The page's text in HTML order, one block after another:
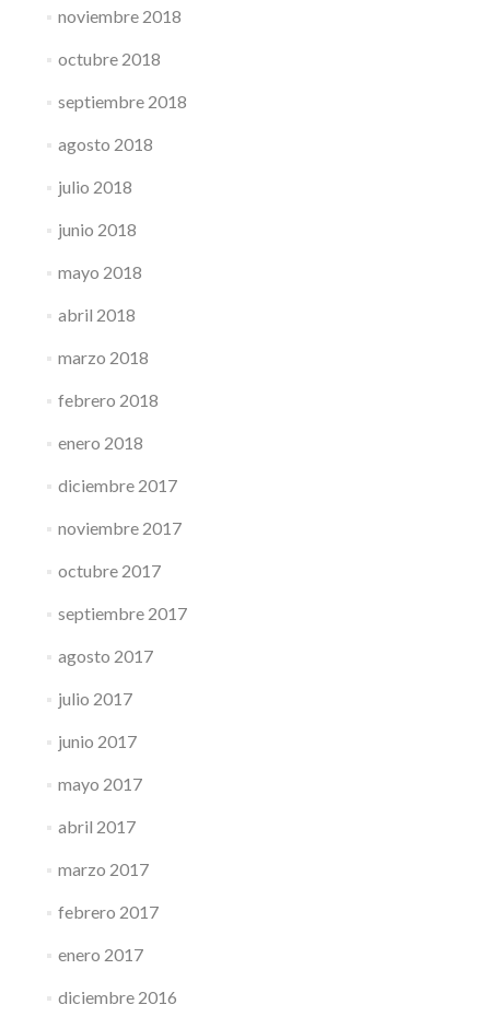
noviembre 2018
octubre 2018
septiembre 2018
agosto 2018
julio 2018
junio 2018
mayo 2018
abril 2018
marzo 2018
febrero 2018
enero 2018
diciembre 2017
noviembre 2017
octubre 2017
septiembre 2017
agosto 2017
julio 2017
junio 2017
mayo 2017
abril 2017
marzo 2017
febrero 2017
enero 2017
diciembre 2016